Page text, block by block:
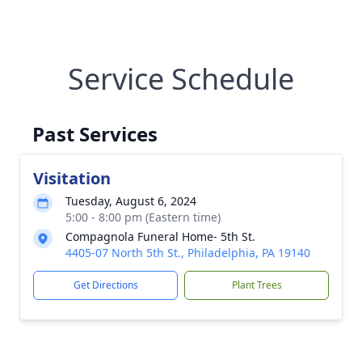
Service Schedule
Past Services
Visitation
Tuesday, August 6, 2024
5:00 - 8:00 pm (Eastern time)
Compagnola Funeral Home- 5th St.
4405-07 North 5th St., Philadelphia, PA 19140
Get Directions Plant Trees